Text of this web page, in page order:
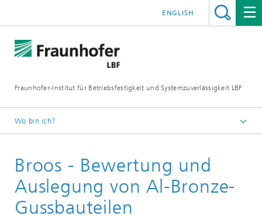
Fraunhofer-Institut für Betriebsfestigkeit und Systemzuverlässigkeit LBF
ENGLISH
Wo bin ich?
Broos - Bewertung und
Auslegung von Al-Bronze-
Gussbauteilen